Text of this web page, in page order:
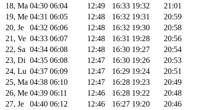
18, Ma 04:30 06:04 12:49 16:33 19:32
21:01
19, Me 04:31 06:05 12:48 16:32 19:31
20:59
20, Je
04:32 06:06 12:48 16:32 19:30
20:58
21, Ve 04:33 06:07 12:48 16:31 19:28
20:56
22, Sa 04:34 06:08 12:48 16:30 19:27
20:54
23, Di 04:35 06:08 12:47 16:30 19:26
20:53
24, Lu 04:37 06:09 12:47 16:29 19:24
20:51
25, Ma 04:38 06:10 12:47 16:28 19:23
20:49
26, Me 04:39 06:11 12:46 16:28 19:22
20:48
27, Je
04:40 06:12 12:46 16:27 19:20
20:46